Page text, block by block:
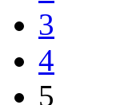
3
4
5